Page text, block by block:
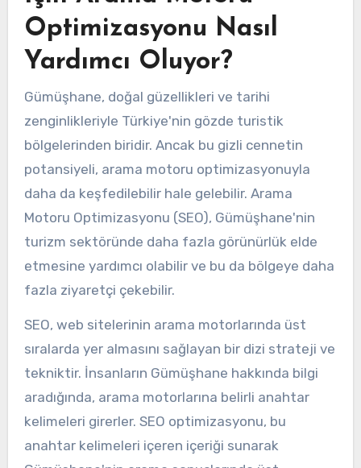
Optimizasyonu Nasıl
Yardımcı Oluyor?
Gümüşhane, doğal güzellikleri ve tarihi
zenginlikleriyle Türkiye'nin gözde turistik
bölgelerinden biridir. Ancak bu gizli cennetin
potansiyeli, arama motoru optimizasyonuyla
daha da keşfedilebilir hale gelebilir. Arama
Motoru Optimizasyonu (SEO), Gümüşhane'nin
turizm sektöründe daha fazla görünürlük elde
etmesine yardımcı olabilir ve bu da bölgeye daha
fazla ziyaretçi çekebilir.
SEO, web sitelerinin arama motorlarında üst
sıralarda yer almasını sağlayan bir dizi strateji ve
tekniktir. İnsanların Gümüşhane hakkında bilgi
aradığında, arama motorlarına belirli anahtar
kelimeleri girerler. SEO optimizasyonu, bu
anahtar kelimeleri içeren içeriği sunarak